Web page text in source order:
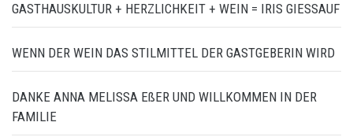
GASTHAUSKULTUR + HERZLICHKEIT + WEIN = IRIS GIESSAUF
WENN DER WEIN DAS STILMITTEL DER GASTGEBERIN WIRD
DANKE ANNA MELISSA EßER UND WILLKOMMEN IN DER
FAMILIE